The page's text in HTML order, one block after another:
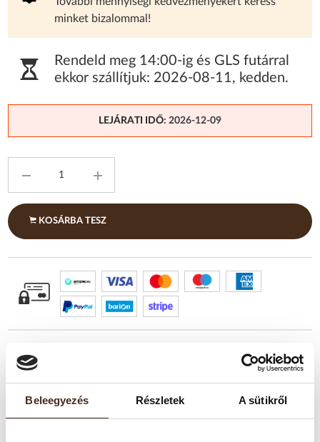
Beleegyezés Részletek A sütikről
minket bizalommal!
Rendeld meg 14:00-ig és GLS futárral
ekkor szállítjuk: 2026-08-11, kedden.
LEJÁRATI IDŐ: 2026-12-09
KOSÁRBA TESZ
TERMÉKLEÍRÁS